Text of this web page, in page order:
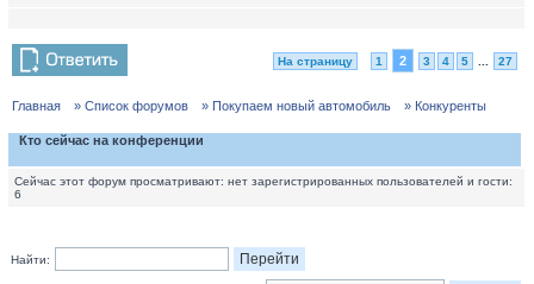
На страницу 1 2 3 4 5 27
Главная » Список форумов » Покупаем новый автомобиль » Конкуренты
Кто сейчас на конференции
Сейчас этот форум просматривают: нет зарегистрированных пользователей и гости:
6
Найти: